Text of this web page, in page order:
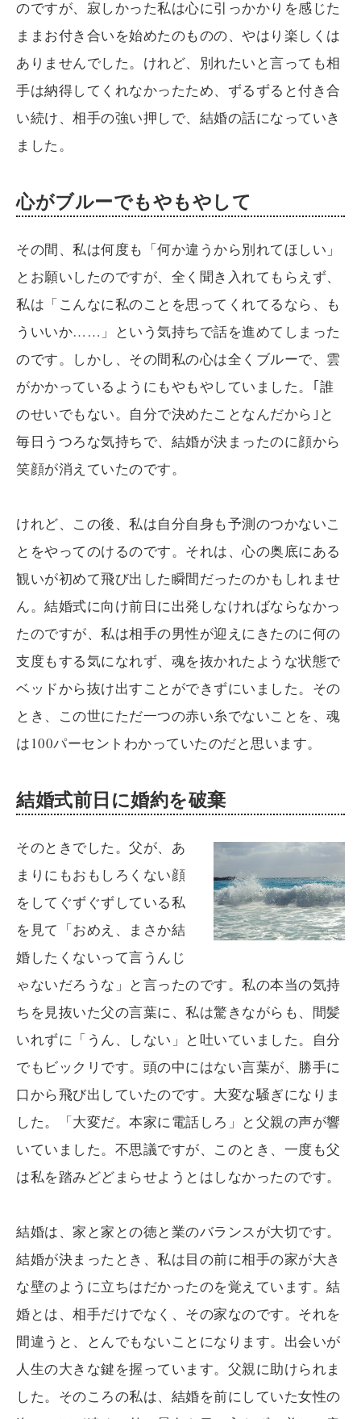
のですが、寂しかった私は心に引っかかりを感じた
ままお付き合いを始めたのものの、やはり楽しくは
ありませんでした。けれど、別れたいと言っても相
手は納得してくれなかったため、ずるずると付き合
い続け、相手の強い押しで、結婚の話になっていき
ました。
心がブルーでもやもやして
その間、私は何度も「何か違うから別れてほしい」
とお願いしたのですが、全く聞き入れてもらえず、
私は「こんなに私のことを思ってくれてるなら、も
ういいか……」という気持ちで話を進めてしまった
のです。しかし、その間私の心は全くブルーで、雲
がかかっているようにもやもやしていました。｢誰
のせいでもない。自分で決めたことなんだから｣と
毎日うつろな気持ちで、結婚が決まったのに顔から
笑顔が消えていたのです。
けれど、この後、私は自分自身も予測のつかないこ
とをやってのけるのです。それは、心の奥底にある
観いが初めて飛び出した瞬間だったのかもしれませ
ん。結婚式に向け前日に出発しなければならなかっ
たのですが、私は相手の男性が迎えにきたのに何の
支度もする気になれず、魂を抜かれたような状態で
ベッドから抜け出すことができずにいました。その
とき、この世にただ一つの赤い糸でないことを、魂
は100パーセントわかっていたのだと思います。
結婚式前日に婚約を破棄
そのときでした。父が、あ
まりにもおもしろくない顔
をしてぐずぐずしている私
を見て「おめえ、まさか結
婚したくないって言うんじ
ゃないだろうな」と言ったのです。私の本当の気持
ちを見抜いた父の言葉に、私は驚きながらも、間髪
いれずに「うん、しない」と吐いていました。自分
でもビックリです。頭の中にはない言葉が、勝手に
口から飛び出していたのです。大変な騒ぎになりま
した。「大変だ。本家に電話しろ」と父親の声が響
いていました。不思議ですが、このとき、一度も父
は私を踏みどどまらせようとはしなかったのです。
結婚は、家と家との徳と業のバランスが大切です。
結婚が決まったとき、私は目の前に相手の家が大き
な壁のように立ちはだかったのを覚えています。結
婚とは、相手だけでなく、その家なのです。それを
間違うと、とんでもないことになります。出会いが
人生の大きな鍵を握っています。父親に助けられま
した。そのころの私は、結婚を前にしていた女性の